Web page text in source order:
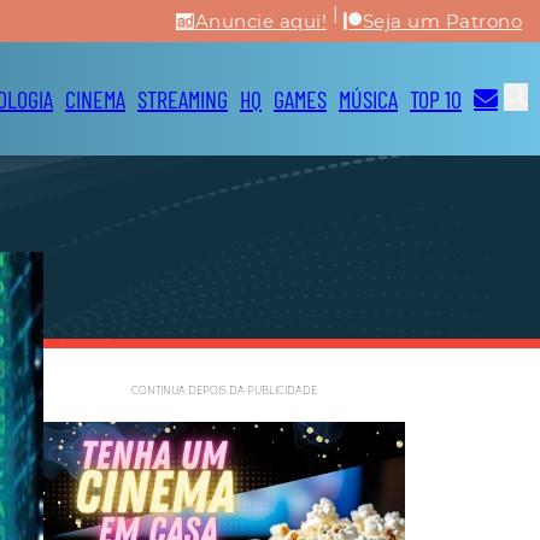
Anuncie aqui! | Seja um Patrono
CINEMA STREAMING HQ GAMES MÚSICA TOP 10
CONTINUA DEPOIS DA PUBLICIDADE